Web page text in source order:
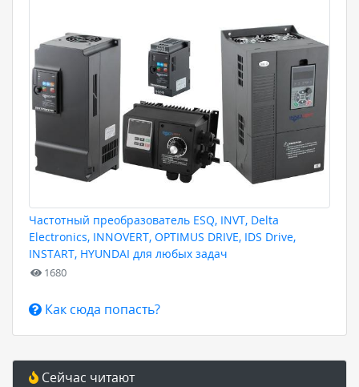
Частотный преобразователь ESQ, INVT, Delta
Electronics, INNOVERT, OPTIMUS DRIVE, IDS Drive,
INSTART, HYUNDAI для любых задач
1680
Как сюда попасть?
Сейчас читают